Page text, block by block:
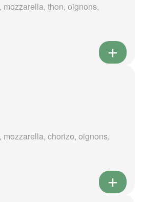
mozzarella, thon, oignons,
mozzarella, chorizo, oignons,